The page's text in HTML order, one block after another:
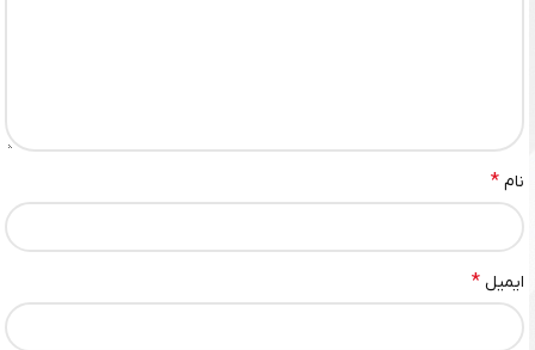
نام *
ایمیل *